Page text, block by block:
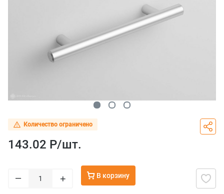
Количество ограничено
143.02 Р/шт.
– + В корзину